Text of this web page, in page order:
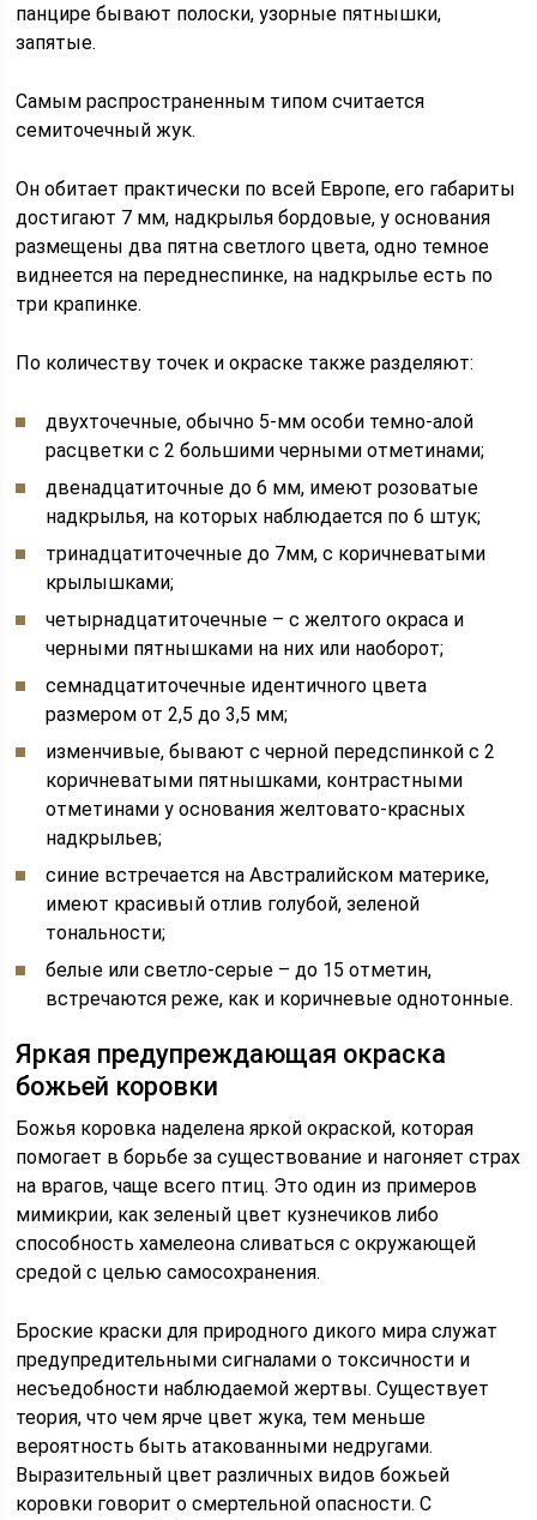
панцире бывают полоски, узорные пятнышки,
запятые.
Самым распространенным типом считается
семиточечный жук.
Он обитает практически по всей Европе, его габариты
достигают 7 мм, надкрылья бордовые, у основания
размещены два пятна светлого цвета, одно темное
виднеется на переднеспинке, на надкрылье есть по
три крапинке.
По количеству точек и окраске также разделяют:
двухточечные, обычно 5-мм особи темно-алой
расцветки с 2 большими черными отметинами;
двенадцатиточные до 6 мм, имеют розоватые
надкрылья, на которых наблюдается по 6 штук;
тринадцатиточечные до 7мм, с коричневатыми
крылышками;
четырнадцатиточечные – с желтого окраса и
черными пятнышками на них или наоборот;
семнадцатиточечные идентичного цвета
размером от 2,5 до 3,5 мм;
изменчивые, бывают с черной передспинкой с 2
коричневатыми пятнышками, контрастными
отметинами у основания желтовато-красных
надкрыльев;
синие встречается на Австралийском материке,
имеют красивый отлив голубой, зеленой
тональности;
белые или светло-серые – до 15 отметин,
встречаются реже, как и коричневые однотонные.
Яркая предупреждающая окраска
божьей коровки
Божья коровка наделена яркой окраской, которая
помогает в борьбе за существование и нагоняет страх
на врагов, чаще всего птиц. Это один из примеров
мимикрии, как зеленый цвет кузнечиков либо
способность хамелеона сливаться с окружающей
средой с целью самосохранения.
Броские краски для природного дикого мира служат
предупредительными сигналами о токсичности и
несъедобности наблюдаемой жертвы. Существует
теория, что чем ярче цвет жука, тем меньше
вероятность быть атакованными недругами.
Выразительный цвет различных видов божьей
коровки говорит о смертельной опасности. С